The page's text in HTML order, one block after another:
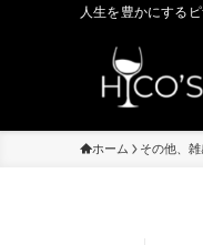
人生を豊かにする
ホーム その他、